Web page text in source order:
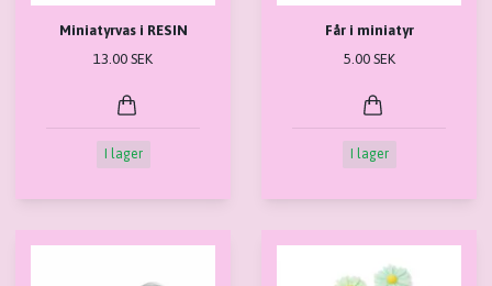
Miniatyrvas i RESIN
13.00 SEK
I lager
Får i miniatyr
5.00 SEK
I lager